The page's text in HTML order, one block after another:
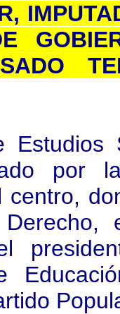
Estudios
por
centro,